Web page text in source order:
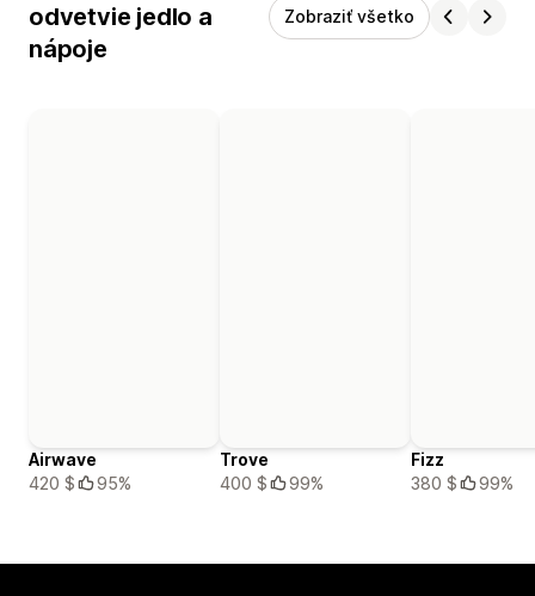
odvetvie jedlo a
nápoje
Zobraziť všetko
Airwave
420 $
95%
Trove
400 $
99%
Fizz
380 $
99%